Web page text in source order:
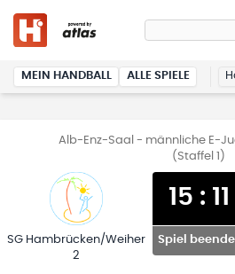
MEIN HANDBALL ALLE SPIELE
Alb-Enz-Saal - männliche E-
(Staffel 1)
SG Hambrücken/Weiher
2
15 : 11
Spiel